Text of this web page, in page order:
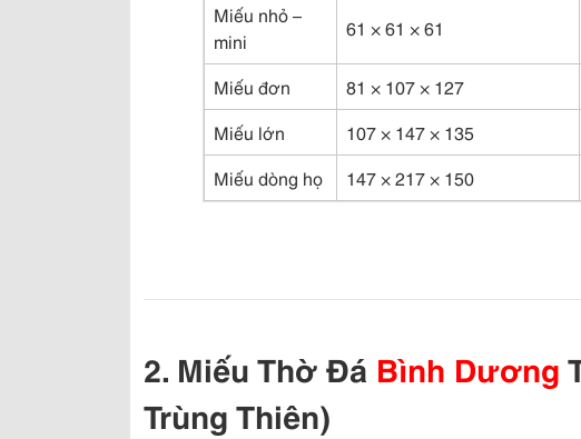
Miếu nhỏ –
mini
61 × 61 × 61
Miếu đơn 81 × 107 × 127
Miếu lớn
107 × 147 × 135
Miếu dòng họ
147 × 217 × 150
2. Miếu Thờ Đá Bình Dương
Trùng Thiên)